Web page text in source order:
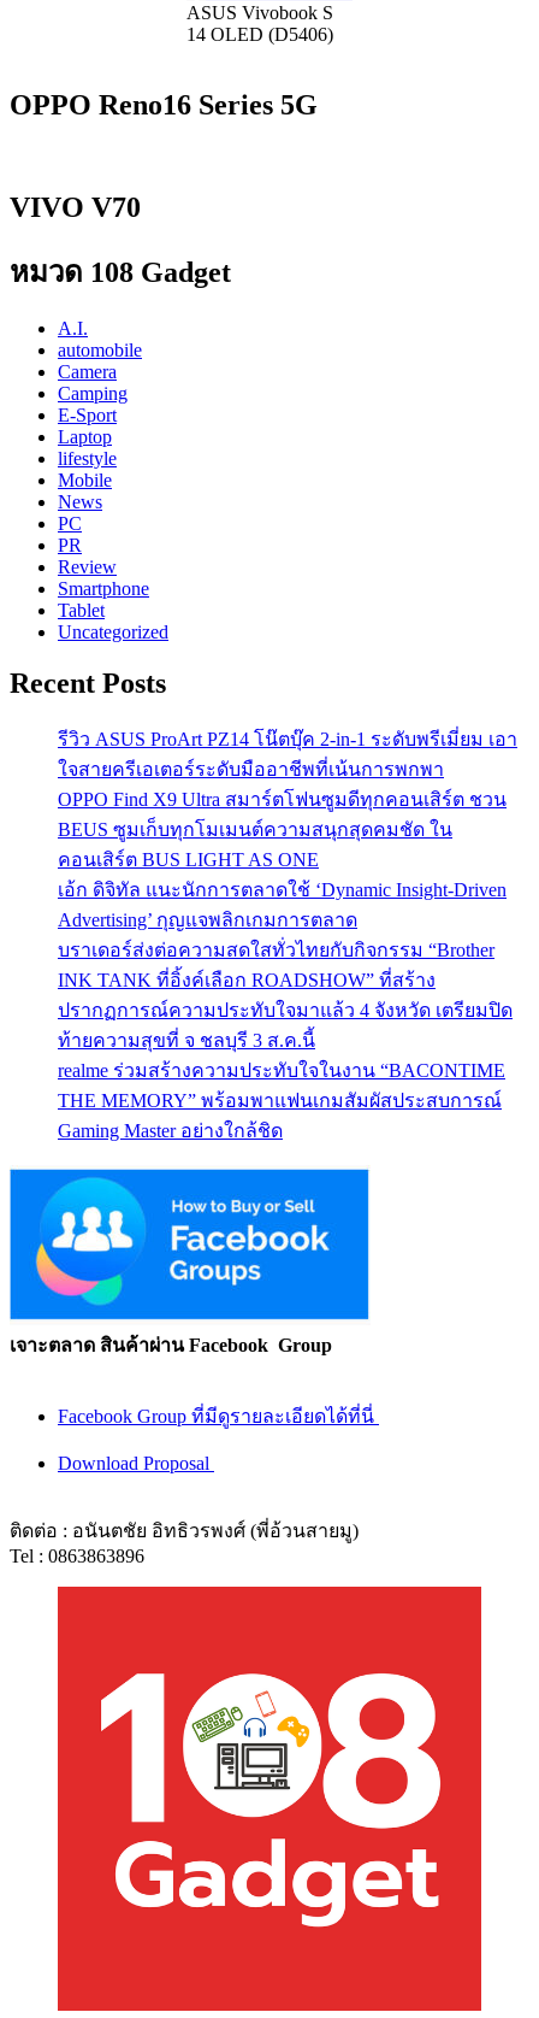
ASUS Vivobook S
14 OLED (D5406)
OPPO Reno16 Series 5G
VIVO V70
หมวด 108 Gadget
A.I.
automobile
Camera
Camping
E-Sport
Laptop
lifestyle
Mobile
News
PC
PR
Review
Smartphone
Tablet
Uncategorized
Recent Posts
รีวิว ASUS ProArt PZ14 โน๊ตบุ๊ค 2-in-1 ระดับพรีเมี่ยม เอา
ใจสายครีเอเตอร์ระดับมืออาชีพที่เน้นการพกพา
OPPO Find X9 Ultra สมาร์ตโฟนซูมดีทุกคอนเสิร์ต ชวน
BEUS ซูมเก็บทุกโมเมนต์ความสนุกสุดคมชัด ใน
คอนเสิร์ต BUS LIGHT AS ONE
เอ้ก ดิจิทัล แนะนักการตลาดใช้ ‘Dynamic Insight-Driven
Advertising’ กุญแจพลิกเกมการตลาด
บราเดอร์ส่งต่อความสดใสทั่วไทยกับกิจกรรม “Brother
INK TANK ที่อิ้งค์เลือก ROADSHOW” ที่สร้าง
ปรากฏการณ์ความประทับใจมาแล้ว 4 จังหวัด เตรียมปิด
ท้ายความสุขที่ จ ชลบุรี 3 ส.ค.นี้
realme ร่วมสร้างความประทับใจในงาน “BACONTIME
THE MEMORY” พร้อมพาแฟนเกมสัมผัสประสบการณ์
Gaming Master อย่างใกล้ชิด
เจาะตลาด สินค้าผ่าน Facebook Group
Facebook Group ที่มีดูรายละเอียดได้ที่นี่
Download Proposal
ติดต่อ : อนันตชัย อิทธิวรพงศ์ (พี่อ้วนสายมู)
Tel : 0863863896